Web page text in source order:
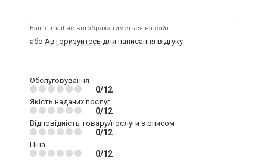
Ваш e-mail не відображатиметься на сайті
або Авторизуйтесь для написання відгуку
Обслуговування
0/12
Якість наданих послуг
0/12
Відповідність товару/послуги з описом
0/12
Ціна
0/12